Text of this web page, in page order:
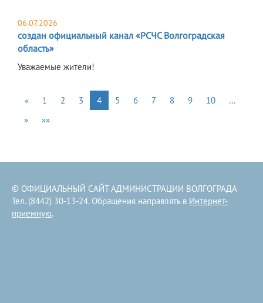
06.07.2026
создан официальный канал «РСЧС Волгоградская
область»
Уважаемые жители!
« 1 2 3 4 5 6 7 8 9 10
…
»
»»
© ОФИЦИАЛЬНЫЙ САЙТ АДМИНИСТРАЦИИ ВОЛГОГРАДА
Тел. (8442) 30-13-24. Обращения направлять в Интернет-
приемную.